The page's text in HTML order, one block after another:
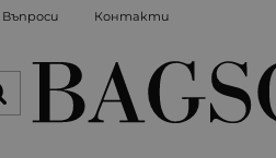
Контакти